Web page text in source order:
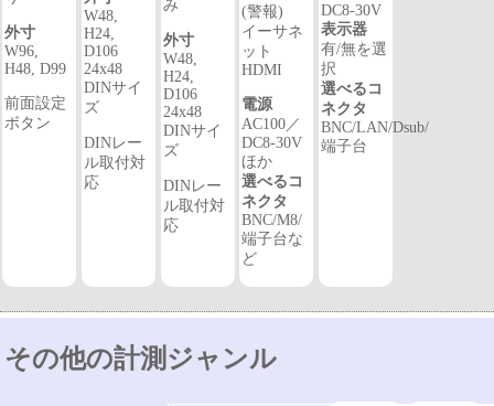
外寸
W96,
H48, D99
前面設定
ボタン
W48,
H24,
D106
24x48
DINサイ
ズ
DINレー
ル取付対
応
み
外寸
W48,
H24,
D106
24x48
DINサイ
ズ
DINレー
ル取付対
応
(警報)
イーサネ
ット
HDMI
電源
AC100／
DC8-30V
ほか
選べるコ
ネクタ
BNC/M8/
端子台な
ど
DC8-30V
表示器
有/無を選
択
選べるコ
ネクタ
BNC/LAN/Dsub/
端子台
その他の計測ジャンル